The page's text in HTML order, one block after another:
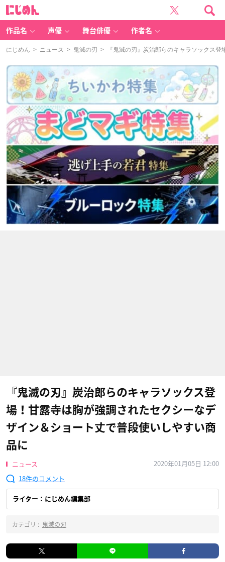
作品名 声優 舞台俳優 作者名
にじめん > ニュース > 鬼滅の刃 > 『鬼滅の刃』炭治郎らのキャラソックス登
『鬼滅の刃』炭治郎らのキャラソックス登
場！甘露寺は胸が強調されたセクシーなデ
ザイン＆ショート丈で普段使いしやすい商
品に
ニュース
2020年01月05日 12:00
18
ライター：にじめん編集部
カテゴリ : 鬼滅の刃